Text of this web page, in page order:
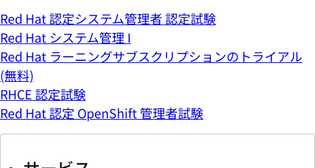
Red Hat 認定システム管理者 認定試験
Red Hat システム管理 I
Red Hat ラーニングサブスクリプションのトライアル
(無料)
RHCE 認定試験
Red Hat 認定 OpenShift 管理者試験